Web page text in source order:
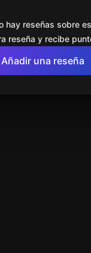
hay reseñas sobre
reseña y recibe
Añadir una reseña